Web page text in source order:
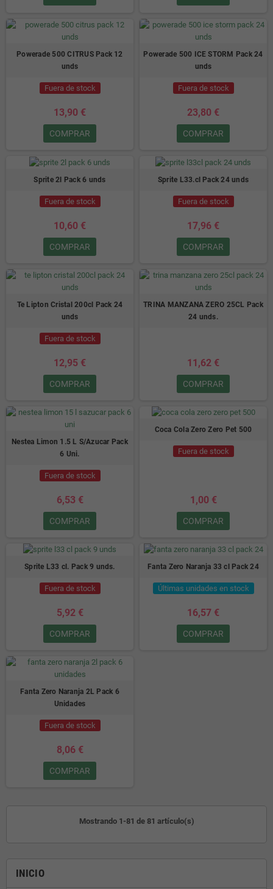
INICIO
Powerade 500 CITRUS Pack 12
unds
Fuera de stock
13,90 €
COMPRAR
Powerade 500 ICE STORM Pack 24
unds
Fuera de stock
23,80 €
COMPRAR
Sprite 2l Pack 6 unds
Fuera de stock
10,60 €
COMPRAR
Sprite L33.cl Pack 24 unds
Fuera de stock
17,96 €
COMPRAR
Te Lipton Cristal 200cl Pack 24
unds
Fuera de stock
12,95 €
COMPRAR
TRINA MANZANA ZERO 25CL Pack
24 unds.
11,62 €
COMPRAR
Nestea Limon 1.5 L S/Azucar Pack
6 Uni.
Fuera de stock
6,53 €
COMPRAR
Coca Cola Zero Zero Pet 500
Fuera de stock
1,00 €
COMPRAR
Sprite L33 cl. Pack 9 unds.
Fuera de stock
5,92 €
COMPRAR
Fanta Zero Naranja 33 cl Pack 24
Últimas unidades en stock
16,57 €
COMPRAR
Fanta Zero Naranja 2L Pack 6
Unidades
Fuera de stock
8,06 €
COMPRAR
Mostrando 1-81 de 81 artículo(s)